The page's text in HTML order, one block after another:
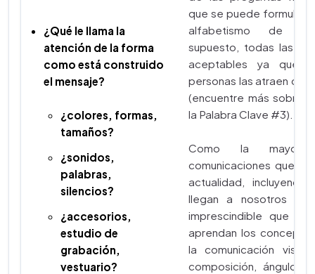
que se puede formular
alfabetismo de
supuesto, todas las
aceptables ya que
personas las atraen
(encuentre más sobre
la Palabra Clave #3).
Como la
comunicaciones que
actualidad, incluyendo
llegan a nosotros
imprescindible que los
aprendan los
la comunicación visual
composición, ángulo
¿Qué le llama la
atención de la forma
como está construido
el mensaje?
¿colores, formas,
tamaños?
¿sonidos,
palabras,
silencios?
¿accesorios,
estudio de
grabación,
vestuario?